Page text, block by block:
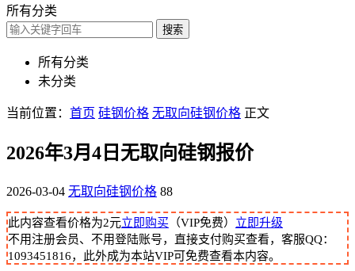
所有分类
搜索
所有分类
未分类
当前位置： 首页 硅钢价格 无取向硅钢价格 正文
2026年3月4日无取向硅钢报价
2026-03-04 无取向硅钢价格 88
此内容查看价格为2元立即购买 （VIP免费） 立即升级
不用注册会员、不用登陆账号，直接支付购买查看，客服QQ：
1093451816，此外成为本站VIP可免费查看本内容。